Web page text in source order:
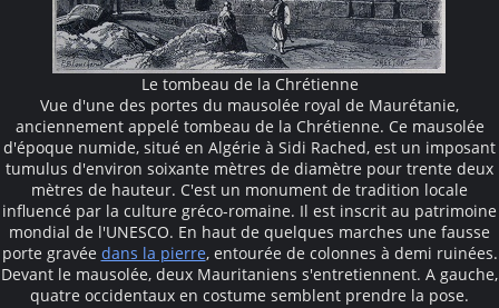
Le tombeau de la Chrétienne
Vue d'une des portes du mausolée royal de Maurétanie,
anciennement appelé tombeau de la Chrétienne. Ce mausolée
d'époque numide, situé en Algérie à Sidi Rached, est un imposant
tumulus d'environ soixante mètres de diamètre pour trente deux
mètres de hauteur. C'est un monument de tradition locale
influencé par la culture gréco-romaine. Il est inscrit au patrimoine
mondial de l'UNESCO. En haut de quelques marches une fausse
porte gravée dans la pierre, entourée de colonnes à demi ruinées.
Devant le mausolée, deux Mauritaniens s'entretiennent. A gauche,
quatre occidentaux en costume semblent prendre la pose.